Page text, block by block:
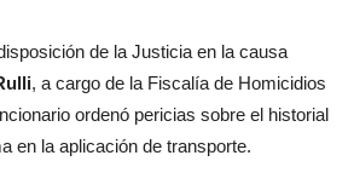
de la Justicia en la causa
, a cargo de la Fiscalía de Homicidios
ordenó pericias sobre el historial
en la aplicación de transporte.